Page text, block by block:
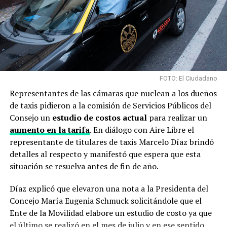
FOTO: El Ciudadano
Representantes de las cámaras que nuclean a los dueños
de taxis pidieron a la comisión de Servicios Públicos del
Consejo un estudio de costos actualpara realizar un
aumento en la tarifa. En diálogo con Aire Libre el
representante de titulares de taxis Marcelo Díaz brindó
detalles al respecto y manifestó que espera que esta
situación se resuelva antes de fin de año.
Díaz explicó que elevaron una nota a la Presidenta del
Concejo María Eugenia Schmuck solicitándole que el
Ente de la Movilidad elabore un estudio de costo ya que
el último se realizó en el mes de julio y en ese sentido